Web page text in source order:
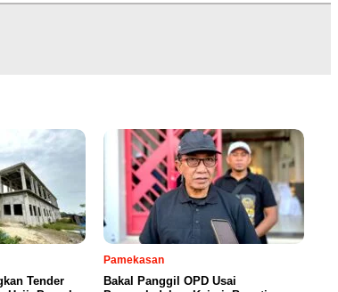
Tender
Pamekasan
Bakal Panggil OPD Usai